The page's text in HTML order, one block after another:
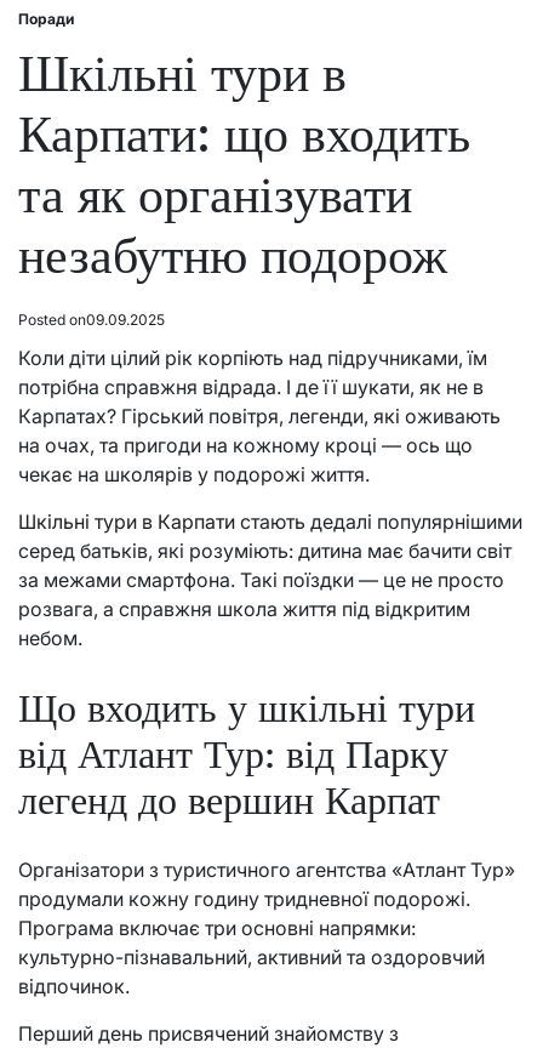
Posted
Поради
Шкільні тури в
Карпати: що входить
та як організувати
незабутню подорож
Posted on09.09.2025
Коли діти цілий рік корпіють над підручниками, їм
потрібна справжня відрада. І де її шукати, як не в
Карпатах? Гірський повітря, легенди, які оживають
на очах, та пригоди на кожному кроці — ось що
чекає на школярів у подорожі життя.
Шкільні тури в Карпати стають дедалі популярнішими
серед батьків, які розуміють: дитина має бачити світ
за межами смартфона. Такі поїздки — це не просто
розвага, а справжня школа життя під відкритим
небом.
Що входить у шкільні тури
від Атлант Тур: від Парку
легенд до вершин Карпат
Організатори з туристичного агентства «Атлант Тур»
продумали кожну годину тридневної подорожі.
Програма включає три основні напрямки:
культурно-пізнавальний, активний та оздоровчий
відпочинок.
Перший день присвячений знайомству з